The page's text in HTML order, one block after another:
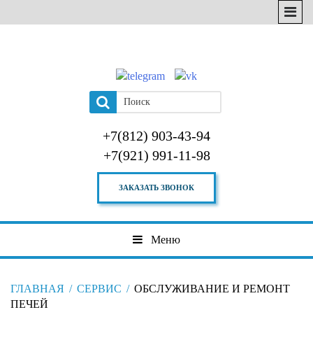
+7(812) 903-43-94
+7(921) 991-11-98
ЗАКАЗАТЬ ЗВОНОК
Меню
ГЛАВНАЯ / СЕРВИС / ОБСЛУЖИВАНИЕ И РЕМОНТ
ПЕЧЕЙ